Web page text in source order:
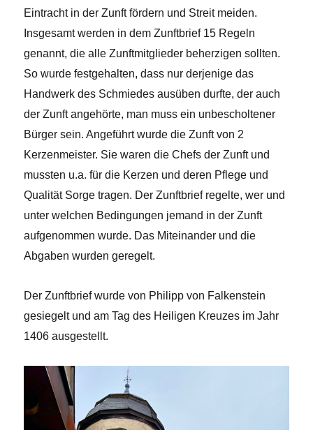
Eintracht in der Zunft fördern und Streit meiden.
Insgesamt werden in dem Zunftbrief 15 Regeln
genannt, die alle Zunftmitglieder beherzigen sollten.
So wurde festgehalten, dass nur derjenige das
Handwerk des Schmiedes ausüben durfte, der auch
der Zunft angehörte, man muss ein unbescholtener
Bürger sein. Angeführt wurde die Zunft von 2
Kerzenmeister. Sie waren die Chefs der Zunft und
mussten u.a. für die Kerzen und deren Pflege und
Qualität Sorge tragen. Der Zunftbrief regelte, wer und
unter welchen Bedingungen jemand in der Zunft
aufgenommen wurde. Das Miteinander und die
Abgaben wurden geregelt.
Der Zunftbrief wurde von Philipp von Falkenstein
gesiegelt und am Tag des Heiligen Kreuzes im Jahr
1406 ausgestellt.